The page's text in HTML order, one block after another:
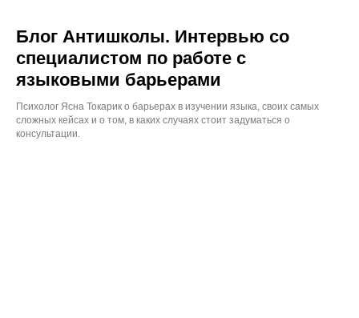
Блог Антишколы. Интервью со
специалистом по работе с
языковыми барьерами
Психолог Ясна Токарик о барьерах в изучении языка, своих самых
сложных кейсах и о том, в каких случаях стоит задуматься о
консультации.